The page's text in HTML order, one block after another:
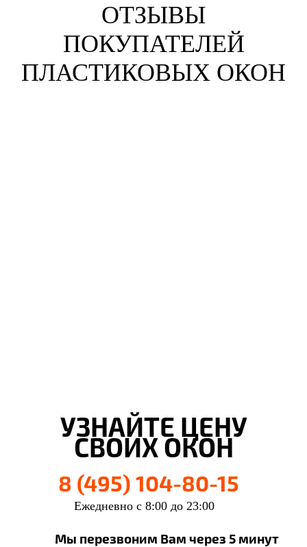
ОТЗЫВЫ
ПОКУПАТЕЛЕЙ
ПЛАСТИКОВЫХ ОКОН
УЗНАЙТЕ ЦЕНУ
СВОИХ ОКОН
8 (495) 104-80-15
Ежедневно с 8:00 до 23:00
Мы перезвоним Вам через 5 минут